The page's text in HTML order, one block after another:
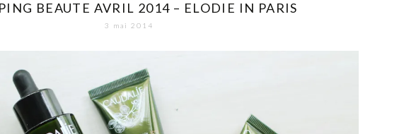
BEAUTE AVRIL 2014 – ELODIE IN PARIS
3 mai 2014